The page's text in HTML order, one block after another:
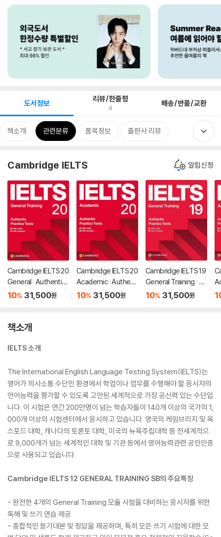
도서정보 리뷰/한줄평
4 배송/반품/교환
책소개 관련분류 품목정보 출판사 리뷰
Cambridge IELTS 알림신청
Cambridge IELTS 20
General : Authentic
Practice Tests
10% 31,500원
Cambridge IELTS 20
Academic : Authenti
c Practice Tests
10% 31,500원
Cambridge IELTS 19
General Training : St
udent's Book with A
10% 31,500원
책소개
IELTS 소개
The International English Language Testing System(IELTS)는
영어가 의사소통 수단인 환경에서 학업이나 업무를 수행해야 할 응시자의
언어능력을 평가할 수 있도록 고안된 세계적으로 가장 공신력 있는 수단입
니다. 이 시험은 연간 200만명이 넘는 학습자들이 140개 이상의 국가의 1,
000개 이상의 시험센터에서 응시하고 있습니다. 영국의 케임브리지 및 옥
스포드 대학, 캐나다의 토론토 대학, 미국의 뉴욕주립대학 등 전세계적으
로 9,000개가 넘는 세계적인 대학 및 기관 등에서 영어능력관련 공인인증
으로 사용되고 있습니다.
Cambridge IELTS 12 GENERAL TRAINING SB의 주요특징
- 완전한 4개의 General Training 모듈 시험을 대비하는 응시자를 위한
독해 및 쓰기 연습 제공.
- 종합적인 듣기대본 및 정답을 제공하며, 특히 모든 쓰기 시험에 대한 모